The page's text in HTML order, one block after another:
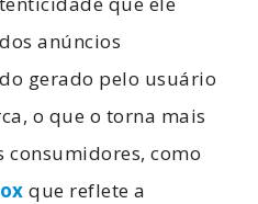
anúncios
gerado pelo usuário
o que o torna mais
consumidores, como
que reflete a